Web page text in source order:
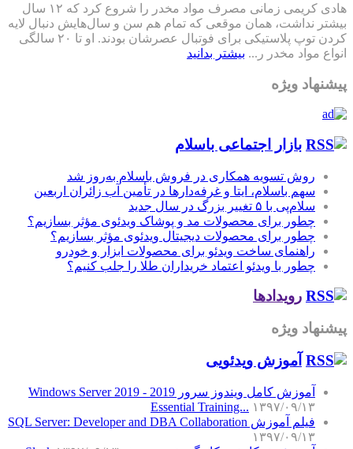
هادی کریمی زمانی مصرف مواد مخدر را شروع کرد که ۱۲ سال
بیشتر نداشت، همان موقعی که تمام هم سن و سال‌هایش دنبال لایه
کردن توپ پلاستیکی برای فوتبال عصرشان بودند. او تا ۲۰ سالگی
انواع مواد مخدر ر... بیشتر بدانید
پیشنهاد ویژه
بازار اجتماعی باسلام
روش تسویه همکاری در فروش باسلام به‌روز شد
سهم باسلام، ایتا و غرفه‌دارها در تأمین آب زائران اربعین
سلام‌پی با ۵ تغییر بزرگ در سال جدید
چطور برای محصولات مد و پوشاک ویدئوی مؤثر بسازیم؟
چطور برای محصولات دیجیتال ویدئوی مؤثر بسازیم؟
راهنمای ساخت ویدئو برای محصولات ابزار و خودرو
چطور با ویدئو اعتماد خریداران طلا را جلب کنیم؟
رویدادها
پیشنهاد ویژه
آموزش‌ ویدئویی
آموزش کامل ویندوز سرور 2019 - Windows Server 2019
Essential Training... ۱۳۹۷/۰۹/۱۳
فیلم آموزش SQL Server: Developer and DBA Collaboration
۱۳۹۷/۰۹/۱۳